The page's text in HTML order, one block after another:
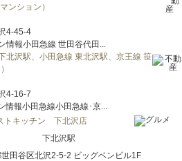
ンション）
4-45-4
情報小田急線 世田谷代田...
北沢駅、小田急線 東北沢駅、京王線 笹
4-16-7
情報小田急線小田急線･京...
トキッチン 下北沢店
下北沢駅
田谷区北沢2-5-2 ビッグベンビル1F